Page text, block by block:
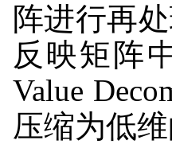
阵进行再
反映矩阵
Value
压缩为低维